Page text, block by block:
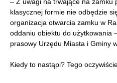
– Z uwagi na trwające na zamku
klasycznej formie nie odbędzie
organizacja otwarcia zamku w
oddaniu obiektu do użytkowania
prasowy Urzędu Miasta i Gminy
Kiedy to nastąpi? Tego